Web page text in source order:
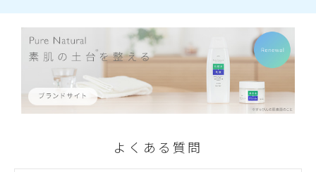
よくある質問